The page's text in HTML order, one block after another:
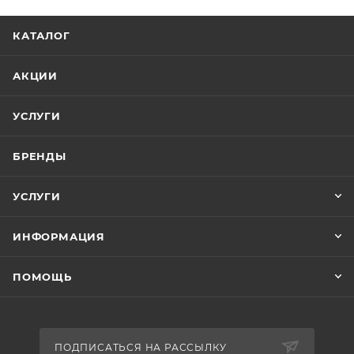
КАТАЛОГ
АКЦИИ
УСЛУГИ
БРЕНДЫ
УСЛУГИ
ИНФОРМАЦИЯ
ПОМОЩЬ
ПОДПИСАТЬСЯ НА РАССЫЛКУ